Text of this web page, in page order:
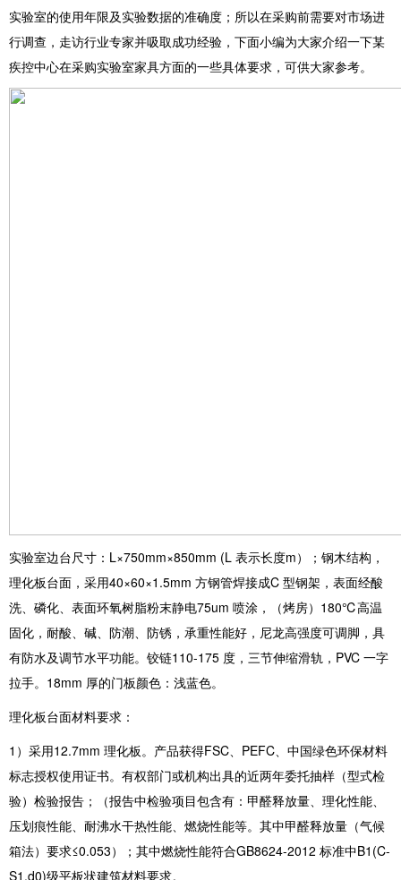
实验室的使用年限及实验数据的准确度；所以在采购前需要对市场进
行调查，走访行业专家并吸取成功经验，下面小编为大家介绍一下某
疾控中心在采购实验室家具方面的一些具体要求，可供大家参考。
实验室边台尺寸：L×750mm×850mm (L 表示长度m）；钢木结构，
理化板台面，采用40×60×1.5mm 方钢管焊接成C 型钢架，表面经酸
洗、磷化、表面环氧树脂粉末静电75um 喷涂，（烤房）180℃高温
固化，耐酸、碱、防潮、防锈，承重性能好，尼龙高强度可调脚，具
有防水及调节水平功能。铰链110-175 度，三节伸缩滑轨，PVC 一字
拉手。18mm 厚的门板颜色：浅蓝色。
理化板台面材料要求：
1）采用12.7mm 理化板。产品获得FSC、PEFC、中国绿色环保材料
标志授权使用证书。有权部门或机构出具的近两年委托抽样（型式检
验）检验报告；（报告中检验项目包含有：甲醛释放量、理化性能、
压划痕性能、耐沸水干热性能、燃烧性能等。其中甲醛释放量（气候
箱法）要求≤0.053）；其中燃烧性能符合GB8624-2012 标准中B1(C-
S1,d0)级平板状建筑材料要求。